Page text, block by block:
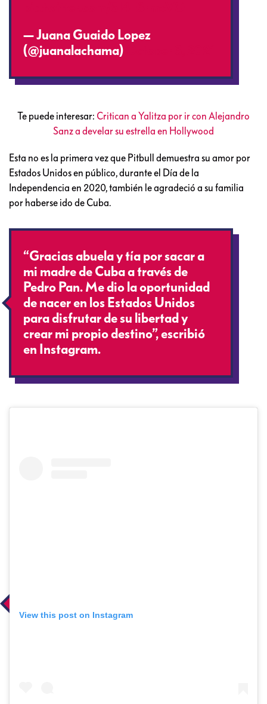
— Juana Guaido Lopez
(@juanalachama)
Te puede interesar: Critican a Yalitza por ir con Alejandro
Sanz a develar su estrella en Hollywood
Esta no es la primera vez que Pitbull demuestra su amor por
Estados Unidos en público, durante el Día de la
Independencia en 2020, también le agradeció a su familia
por haberse ido de Cuba.
“Gracias abuela y tía por sacar a
mi madre de Cuba a través de
Pedro Pan. Me dio la oportunidad
de nacer en los Estados Unidos
para disfrutar de su libertad y
crear mi propio destino”, escribió
en Instagram.
View this post on Instagram